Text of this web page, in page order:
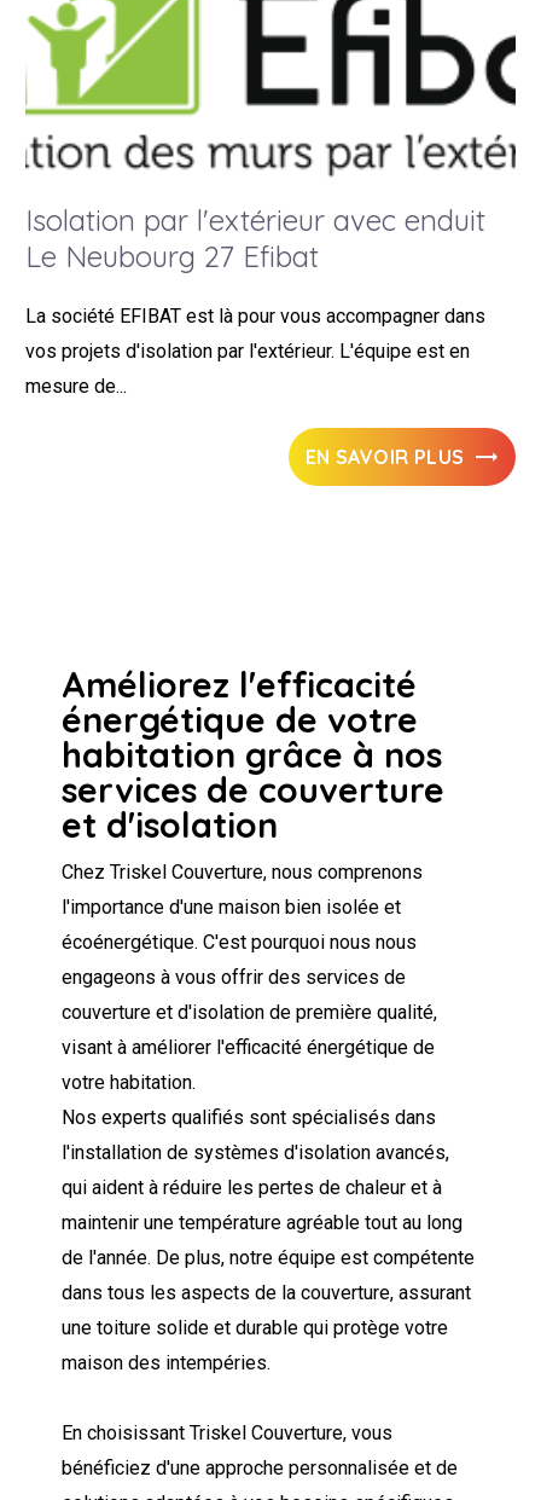
Isolation par l'extérieur avec enduit
Le Neubourg 27 Efibat
La société EFIBAT est là pour vous accompagner dans
vos projets d'isolation par l'extérieur. L'équipe est en
mesure de...
EN SAVOIR PLUS
Améliorez l'efficacité
énergétique de votre
habitation grâce à nos
services de couverture
et d'isolation
Chez Triskel Couverture, nous comprenons
l'importance d'une maison bien isolée et
écoénergétique. C'est pourquoi nous nous
engageons à vous offrir des services de
couverture et d'isolation de première qualité,
visant à améliorer l'efficacité énergétique de
votre habitation.
Nos experts qualifiés sont spécialisés dans
l'installation de systèmes d'isolation avancés,
qui aident à réduire les pertes de chaleur et à
maintenir une température agréable tout au long
de l'année. De plus, notre équipe est compétente
dans tous les aspects de la couverture, assurant
une toiture solide et durable qui protège votre
maison des intempéries.
En choisissant Triskel Couverture, vous
bénéficiez d'une approche personnalisée et de